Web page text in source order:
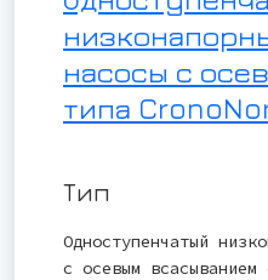
насосы с
типа
Тип
Одноступенчатый
с осевым всасыванием